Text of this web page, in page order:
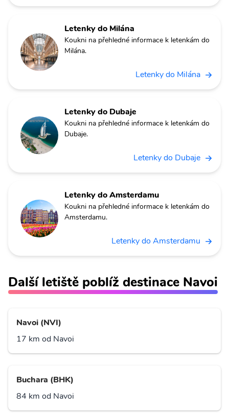
Letenky do Milána
Koukni na přehledné informace k letenkám do
Milána.
Letenky do Milána
Letenky do Dubaje
Koukni na přehledné informace k letenkám do
Dubaje.
Letenky do Dubaje
Letenky do Amsterdamu
Koukni na přehledné informace k letenkám do
Amsterdamu.
Letenky do Amsterdamu
Další letiště poblíž destinace Navoi
Navoi (NVI)
17 km od Navoi
Buchara (BHK)
84 km od Navoi